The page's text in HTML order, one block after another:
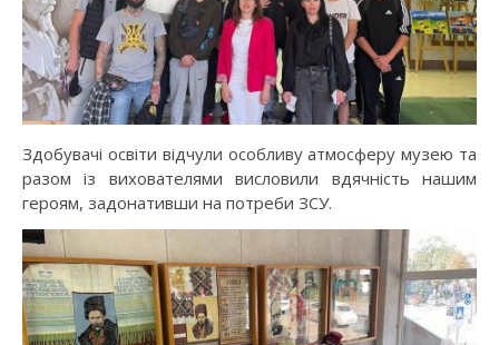
Здобувачі освіти відчули особливу атмосферу музею та
разом із вихователями висловили вдячність нашим
героям, задонативши на потреби ЗСУ.